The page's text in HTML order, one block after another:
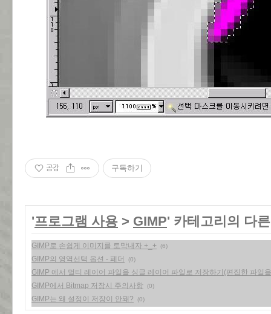
공감 구독하기
'프로그램 사용 > GIMP' 카테고리의 다
GIMP로 손쉽게 이미지를 토막내자 +_+ (6)
GIMP의 영역선택 옵션 - 페더 (0)
GIMP 에서 멀티 레이어 파일을 싱글 레이어 파일로 저장하기(편집한 파일
GIMP에서 Bitmap 저장시 주의사항
(0)
GIMP는 왜 설정이 저장이 안돼? (0)